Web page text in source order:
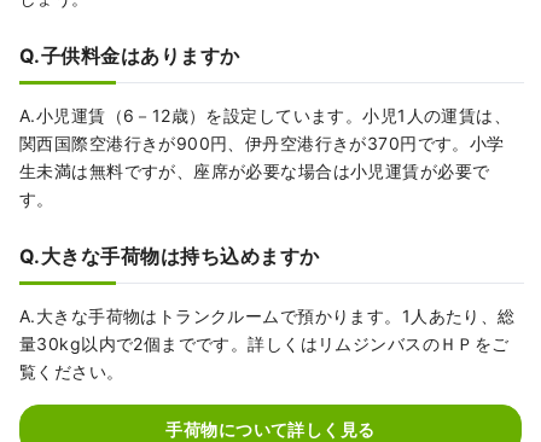
Q.子供料金はありますか
A.小児運賃（6－12歳）を設定しています。小児1人の運賃は、
関西国際空港行きが900円、伊丹空港行きが370円です。小学
生未満は無料ですが、座席が必要な場合は小児運賃が必要で
す。
Q.大きな手荷物は持ち込めますか
A.大きな手荷物はトランクルームで預かります。1人あたり、総
量30kg以内で2個までです。詳しくはリムジンバスのＨＰをご
覧ください。
手荷物について詳しく見る